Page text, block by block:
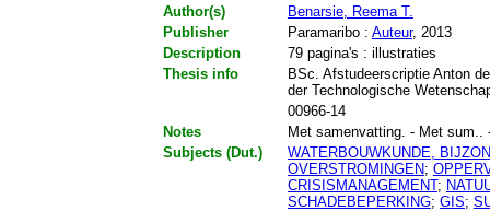
Author(s)
Benarsie, Reema T.
Publisher
Paramaribo : Auteur, 2013
Description
79 pagina's : illustraties
Thesis info
BSc. Afstudeerscriptie Anton
der Technologische
00966-14
Notes
Met samenvatting. - Met
Subjects (Dut.)
WATERBOUWKUNDE,
OVERSTROMINGEN;
CRISISMANAGEMENT;
SCHADEBEPERKING; GIS;